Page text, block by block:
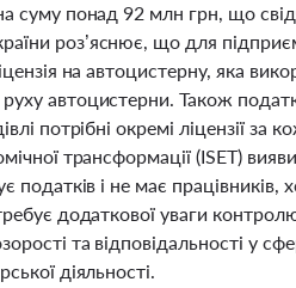
понад 92 млн грн, що
роз’яснює, що для
на автоцистерну, яка
автоцистерни. Також
потрібні окремі ліцензії
трансформації (ISET)
податків і не має
додаткової уваги
та відповідальності у
діяльності.